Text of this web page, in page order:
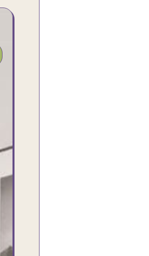
وإرضاء العميل والخامات
التوصيل. بصراحه وبمنتهي